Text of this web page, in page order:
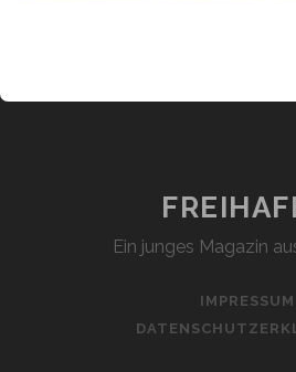
Ein junges Magazin
IMPRESSUM